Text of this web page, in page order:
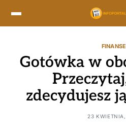
FINANSE
Gotówka w
zdecydujesz
23